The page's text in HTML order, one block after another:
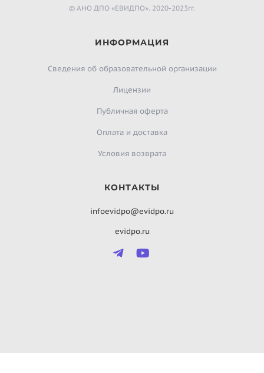
© АНО ДПО «ЕВИДПО». 2020-2023гг.
ИНФОРМАЦИЯ
Сведения об образовательной организации
Лицензии
Публичная оферта
Оплата и доставка
Условия возврата
КОНТАКТЫ
infoevidpo@evidpo.ru
evidpo.ru